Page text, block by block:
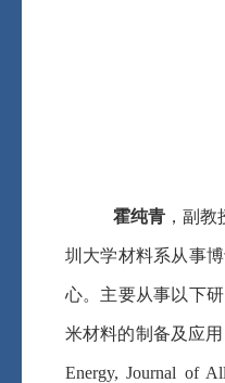
霍纯青 ，副
圳大学材料系从事博
心。主要从事以下
米材料的制备及应
Energy, Journal of